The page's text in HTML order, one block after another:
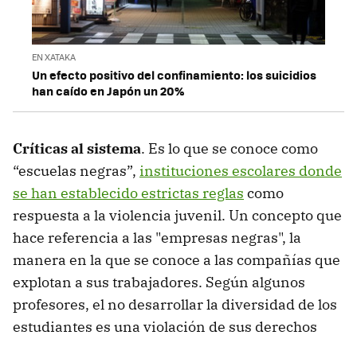
EN XATAKA
Un efecto positivo del confinamiento: los suicidios
han caído en Japón un 20%
Críticas al sistema. Es lo que se conoce como
“escuelas negras”, instituciones escolares donde
se han establecido estrictas reglas como
respuesta a la violencia juvenil. Un concepto que
hace referencia a las "empresas negras", la
manera en la que se conoce a las compañías que
explotan a sus trabajadores. Según algunos
profesores, el no desarrollar la diversidad de los
estudiantes es una violación de sus derechos